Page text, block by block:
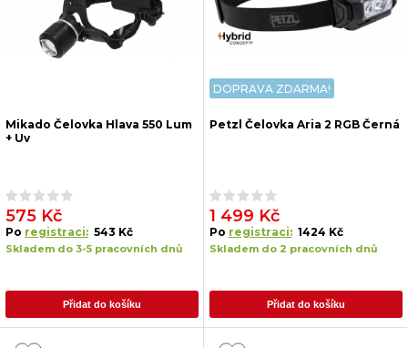
Mikado Čelovka Hlava 550 Lum
+ Uv
575 Kč
Po registraci: 543 Kč
Skladem do 3-5 pracovních dnů
Přidat do košíku
DOPRAVA ZDARMA!
Petzl Čelovka Aria 2 RGB Černá
1 499 Kč
Po registraci: 1424 Kč
Skladem do 2 pracovních dnů
Přidat do košíku